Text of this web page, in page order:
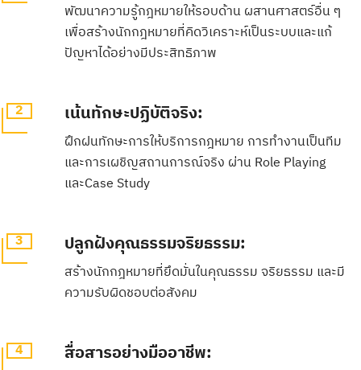
พัฒนาความรู้กฎหมายให้รอบด้าน ผสานศาสตร์อื่น ๆ
เพื่อสร้างนักกฎหมายที่คิดวิเคราะห์เป็นระบบและแก้
ปัญหาได้อย่างมีประสิทธิภาพ
2 เน้นทักษะปฏิบัติจริง:
ฝึกฝนทักษะการให้บริการกฎหมาย การทำงานเป็นทีม
และการเผชิญสถานการณ์จริง ผ่าน Role Playing
และCase Study
3 ปลูกฝังคุณธรรมจริยธรรม:
สร้างนักกฎหมายที่ยึดมั่นในคุณธรรม จริยธรรม และมี
ความรับผิดชอบต่อสังคม
4 สื่อสารอย่างมืออาชีพ: